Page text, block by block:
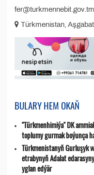
fer@turkmennebit.gov.tm
Türkmenistan,
BULARY HEM OKAŇ
"Türkmenhimiýa" DK
toplumy gurmak boýunça
Türkmenistanyň Gurluşyk
etrabynyň Adalat
yglan edýär